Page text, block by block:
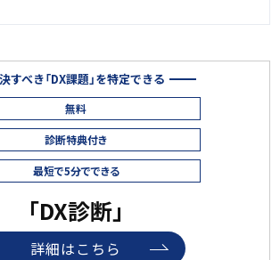
すべき「DX課題」を特定できる
無料
診断特典付き
最短で5分でできる
「DX診断」
詳細はこちら